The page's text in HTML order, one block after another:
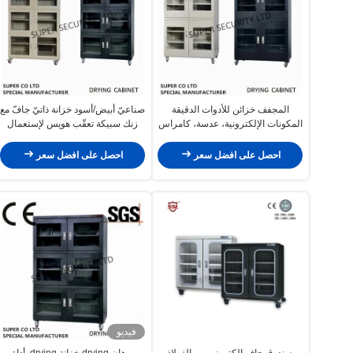
المجفف خزائن للأدوات الدقيقة
المكونات الإلكترونية، عدسة، كامراس
احصل على افضل سعر
صناعيّ أبيض/أسود خزانة ذاتيّ جافّ مع
زنك سبيكة تعقّب هويس لإستعمال
احصل على افضل سعر
فيديو